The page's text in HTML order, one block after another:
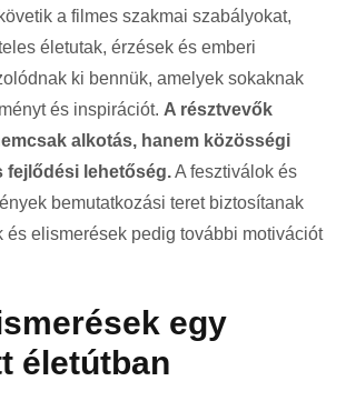
a filmes szakmai szabályokat,
életutak, érzések és emberi
ki bennük, amelyek sokaknak
és inspirációt. A résztvevők
alkotás, hanem közösségi
fejlődési lehetőség.A fesztiválok és
bemutatkozási teret biztosítanak
és elismerések pedig további motivációt
egy
életútban